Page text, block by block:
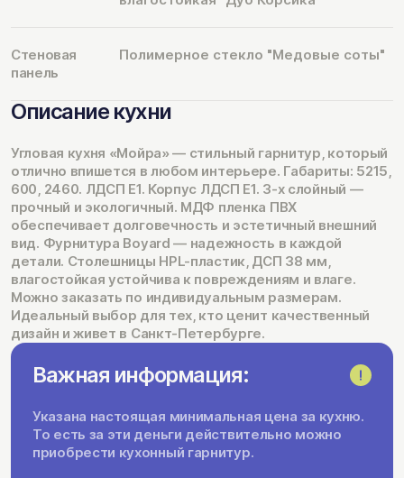
Стеновая
панель
Полимерное стекло "Медовые соты"
Описание кухни
Угловая кухня «Мойра» — стильный гарнитур, который
отлично впишется в любом интерьере. Габариты: 5215,
600, 2460. ЛДСП Е1. Корпус ЛДСП Е1. 3-х слойный —
прочный и экологичный. МДФ пленка ПВХ
обеспечивает долговечность и эстетичный внешний
вид. Фурнитура Boyard — надежность в каждой
детали. Столешницы HPL-пластик, ДСП 38 мм,
влагостойкая устойчива к повреждениям и влаге.
Можно заказать по индивидуальным размерам.
Идеальный выбор для тех, кто ценит качественный
дизайн и живет в Санкт-Петербурге.
Важная информация:
Указана настоящая минимальная цена за кухню.
То есть за эти деньги действительно можно
приобрести кухонный гарнитур.